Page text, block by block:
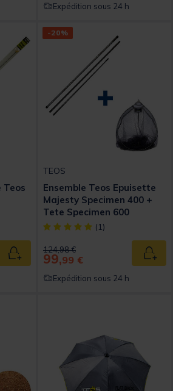
Expédition sous 24 h
Teos
Ajouter au panier
-20%
TEOS
Ensemble Teos Epuisette
Majesty Specimen 400 +
Tete Specimen 600
[object Object] out of 5
(1)
Price reduced from
124,98 €to
99,99 €
Expédition sous 24 h